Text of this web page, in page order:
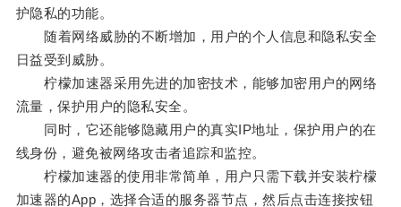
护隐私的功能。
随着网络威胁的不断增加，用户的个人信息和隐私安全
日益受到威胁。
柠檬加速器采用先进的加密技术，能够加密用户的网络
流量，保护用户的隐私安全。
同时，它还能够隐藏用户的真实IP地址，保护用户的在
线身份，避免被网络攻击者追踪和监控。
柠檬加速器的使用非常简单，用户只需下载并安装柠檬
加速器的App，选择合适的服务器节点，然后点击连接按钮